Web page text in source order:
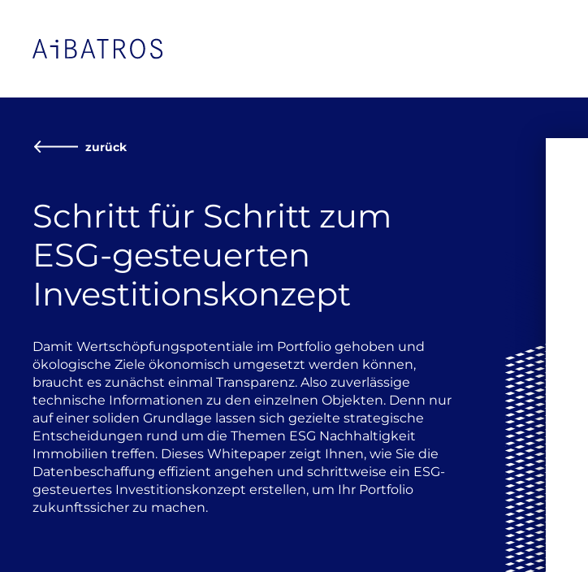
zurück
Schritt für Schritt zum
ESG-gesteuerten
Investitionskonzept
Damit Wertschöpfungspotentiale im Portfolio gehoben und
ökologische Ziele ökonomisch umgesetzt werden können,
braucht es zunächst einmal Transparenz. Also zuverlässige
technische Informationen zu den einzelnen Objekten. Denn nur
auf einer soliden Grundlage lassen sich gezielte strategische
Entscheidungen rund um die Themen ESG Nachhaltigkeit
Immobilien treffen. Dieses Whitepaper zeigt Ihnen, wie Sie die
Datenbeschaffung effizient angehen und schrittweise ein ESG-
gesteuertes Investitionskonzept erstellen, um Ihr Portfolio
zukunftssicher zu machen.